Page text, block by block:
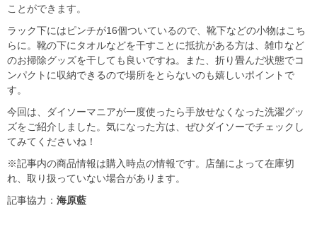
ことができます。
ラック下にはピンチが16個ついているので、靴下などの小物はこち
らに。靴の下にタオルなどを干すことに抵抗がある方は、雑巾など
のお掃除グッズを干しても良いですね。また、折り畳んだ状態でコ
ンパクトに収納できるので場所をとらないのも嬉しいポイントで
す。
今回は、ダイソーマニアが一度使ったら手放せなくなった洗濯グッ
ズをご紹介しました。気になった方は、ぜひダイソーでチェックし
てみてくださいね！
※記事内の商品情報は購入時点の情報です。店舗によって在庫切
れ、取り扱っていない場合があります。
記事協力： 海原藍